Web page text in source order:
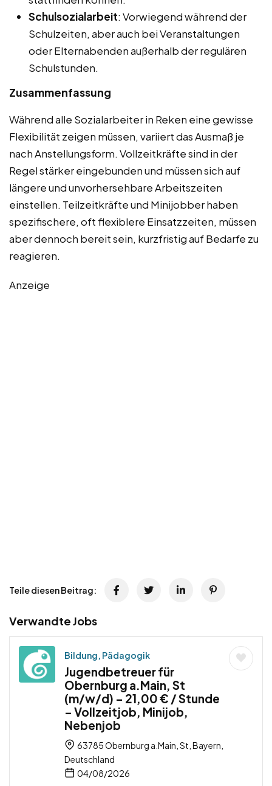
Schulsozialarbeit: Vorwiegend während der
Schulzeiten, aber auch bei Veranstaltungen
oder Elternabenden außerhalb der regulären
Schulstunden.
Zusammenfassung
Während alle Sozialarbeiter in Reken eine gewisse
Flexibilität zeigen müssen, variiert das Ausmaß je
nach Anstellungsform. Vollzeitkräfte sind in der
Regel stärker eingebunden und müssen sich auf
längere und unvorhersehbare Arbeitszeiten
einstellen. Teilzeitkräfte und Minijobber haben
spezifischere, oft flexiblere Einsatzzeiten, müssen
aber dennoch bereit sein, kurzfristig auf Bedarfe zu
reagieren.
Anzeige
Teile diesen Beitrag:
Verwandte Jobs
Bildung, Pädagogik
Jugendbetreuer für
Obernburg a.Main, St
(m/w/d) – 21,00 € / Stunde
– Vollzeitjob, Minijob,
Nebenjob
63785 Obernburg a.Main, St, Bayern,
Deutschland
04/08/2026